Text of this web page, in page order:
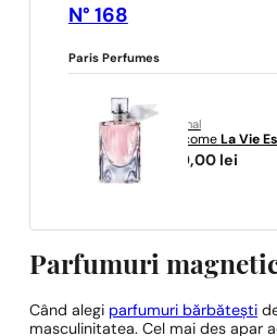
N° 168
Paris Perfumes
original
Lancome La Vie
399,00 lei
Parfumuri
Când alegi parfumuri bărbătești
masculinitatea. Cel mai des apar